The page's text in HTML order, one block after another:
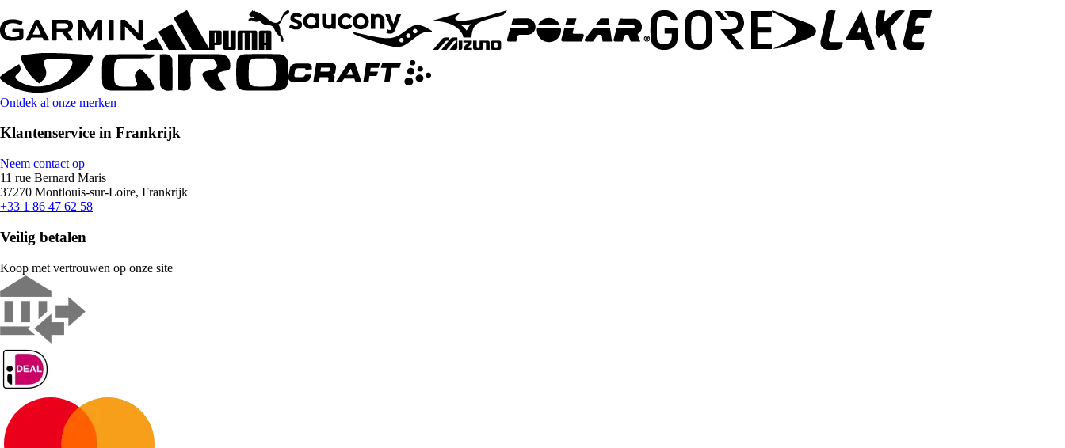
Ontdek al onze merken
Klantenservice in Frankrijk
Neem contact op
11 rue Bernard Maris
37270 Montlouis-sur-Loire, Frankrijk
+33 1 86 47 62 58
Veilig betalen
Koop met vertrouwen op onze site